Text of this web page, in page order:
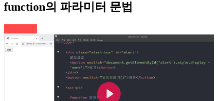
function의 파라미터 문법